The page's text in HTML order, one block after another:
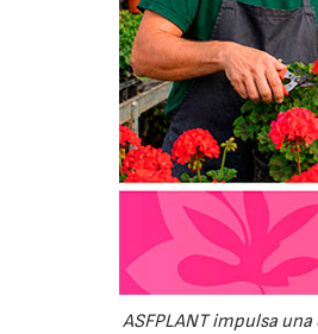
ASFPLANT impulsa